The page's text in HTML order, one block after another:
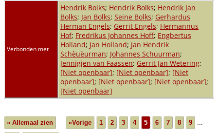
Verbonden met
Hendrik Bolks; Hendrik Bolks; Hendrik Jan
Bolks; Jan Bolks; Seine Bolks; Gerhardus
Herman Engels; Gerrit Engels; Hermannus
Hof; Fredrikus Johannes Hoff; Engbertus
Holland; Jan Holland; Jan Hendrik
Schèuèurman; Johannes Schuurman;
Jennigjen van Faassen; Gerrit Jan Wetering;
[Niet openbaar]; [Niet openbaar]; [Niet
openbaar]; [Niet openbaar]; [Niet openbaar];
[Niet openbaar]
» Allemaal zien «Vorige 1 2 3 4 5 6 7 8 9 ...